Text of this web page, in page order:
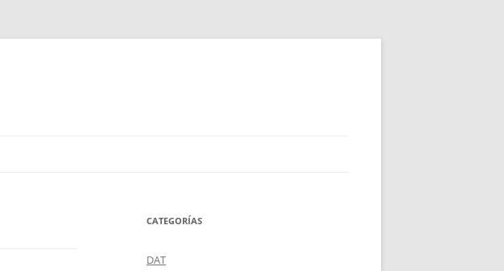
CATEGORÍAS
DAT